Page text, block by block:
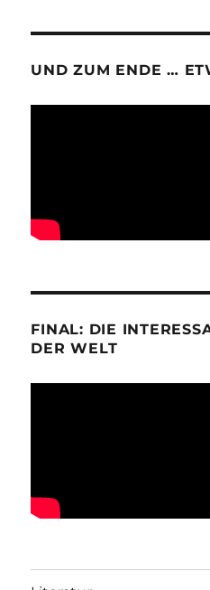
UND ZUM ENDE …
FINAL: DIE
DER WELT